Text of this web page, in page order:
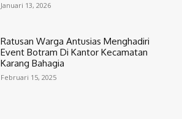
Januari 13, 2026
Ratusan Warga Antusias Menghadiri
Event Botram Di Kantor Kecamatan
Karang Bahagia
Februari 15, 2025